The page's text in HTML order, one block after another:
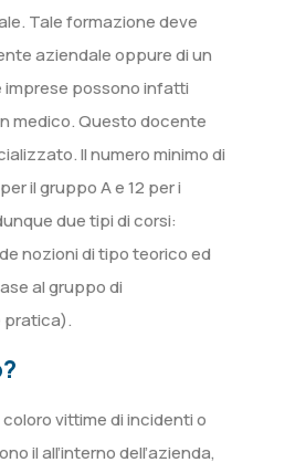
Tale formazione deve
aziendale oppure di un
imprese possono infatti
medico. Questo docente
Il numero minimo di
il gruppo A e 12 per i
due tipi di corsi:
nozioni di tipo teorico ed
al gruppo di
pratica).
vittime di incidenti o
il all’interno dell’azienda,